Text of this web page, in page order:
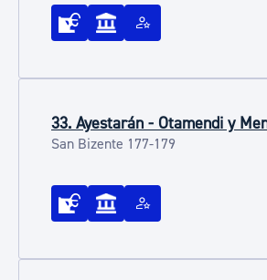
33. Ayestarán - Otamendi y
San Bizente 177-179